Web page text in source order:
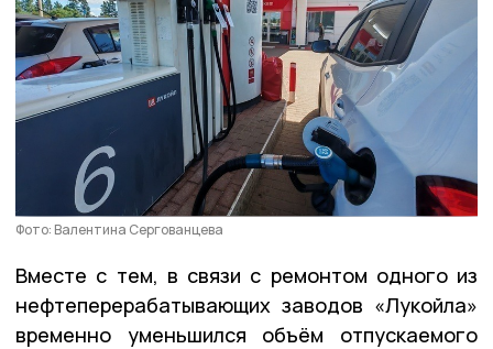
Фото: Валентина Сергованцева
Вместе с тем, в связи с ремонтом одного из
нефтеперерабатывающих заводов «Лукойла»
временно уменьшился объём отпускаемого